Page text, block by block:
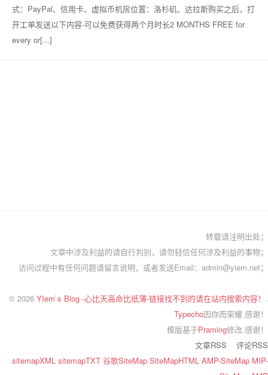
式：PayPal、信用卡、虚拟币机房位置：洛杉矶、达拉斯购买之后，打
开工单发送以下内容-可以免费获得两个月时长2 MONTHS FREE for
every or[...]
转载请注明出处；
文章中涉及利益的请自行判别，请勿轻信任何涉及利益的事物；
访问过程中有任何问题请留言说明，或者发送Email：admin@yiem.net；
© 2026 YIem`s Blog -心比天高命比纸薄-链接找不到的请在站内搜索内容！ .
Typecho因你而荣耀.感谢！
模版基于Praming修改.感谢！
文章RSS
评论RSS
sitemapXML sitemapTXT 谷歌SiteMap SiteMapHTML AMP-SiteMap MIP-